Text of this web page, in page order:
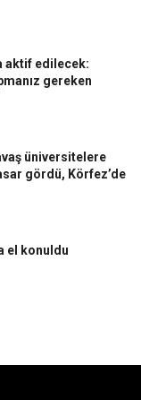
aktif edilecek:
gereken
üniversitelere
gördü, Körfez’de
el konuldu